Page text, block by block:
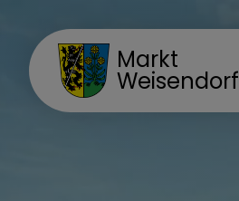
Markt
Weisendorf